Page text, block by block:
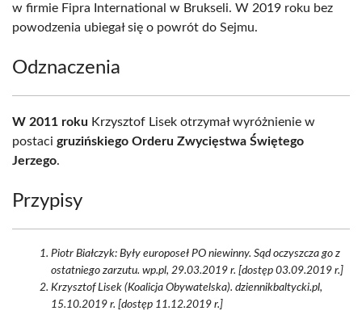
w firmie Fipra International w Brukseli. W 2019 roku bez
powodzenia ubiegał się o powrót do Sejmu.
Odznaczenia
W 2011 roku Krzysztof Lisek otrzymał wyróżnienie w
postaci gruzińskiego Orderu Zwycięstwa Świętego
Jerzego.
Przypisy
Piotr Białczyk: Były europoseł PO niewinny. Sąd oczyszcza go z
ostatniego zarzutu. wp.pl, 29.03.2019 r. [dostęp 03.09.2019 r.]
Krzysztof Lisek (Koalicja Obywatelska). dziennikbaltycki.pl,
15.10.2019 r. [dostęp 11.12.2019 r.]